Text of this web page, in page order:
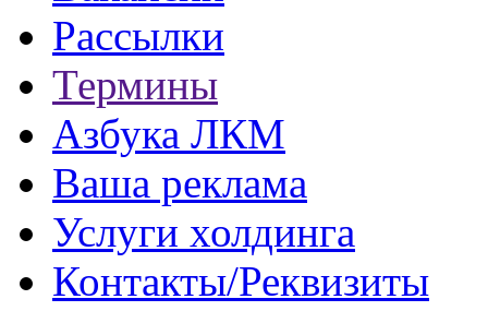
Рассылки
Термины
Азбука ЛКМ
Ваша реклама
Услуги холдинга
Контакты/Реквизиты